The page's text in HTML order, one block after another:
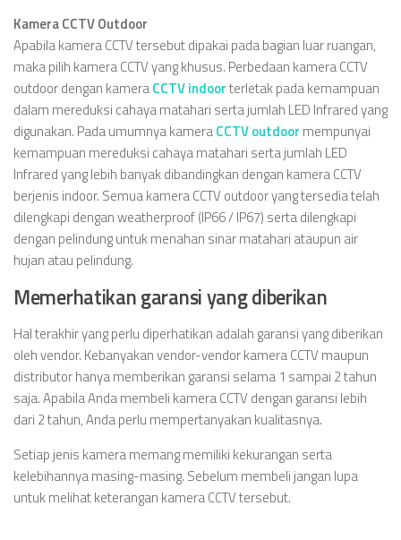
Kamera CCTV Outdoor
Apabila kamera CCTV tersebut dipakai pada bagian luar ruangan,
maka pilih kamera CCTV yang khusus. Perbedaan kamera CCTV
outdoor dengan kameraCCTV indoorterletak pada kemampuan
dalam mereduksi cahaya matahari serta jumlah LED Infrared yang
digunakan. Pada umumnya kameraCCTV outdoor mempunyai
kemampuan mereduksi cahaya matahari serta jumlah LED
Infrared yang lebih banyak dibandingkan dengan kamera CCTV
berjenis indoor. Semua kamera CCTV outdoor yang tersedia telah
dilengkapi dengan weatherproof (IP66 / IP67) serta dilengkapi
dengan pelindung untuk menahan sinar matahari ataupun air
hujan atau pelindung.
Memerhatikan garansi yang diberikan
Hal terakhir yang perlu diperhatikan adalah garansi yang diberikan
oleh vendor. Kebanyakan vendor-vendor kamera CCTV maupun
distributor hanya memberikan garansi selama 1 sampai 2 tahun
saja. Apabila Anda membeli kamera CCTV dengan garansi lebih
dari 2 tahun, Anda perlu mempertanyakan kualitasnya.
Setiap jenis kamera memang memiliki kekurangan serta
kelebihannya masing-masing. Sebelum membeli jangan lupa
untuk melihat keterangan kamera CCTV tersebut.